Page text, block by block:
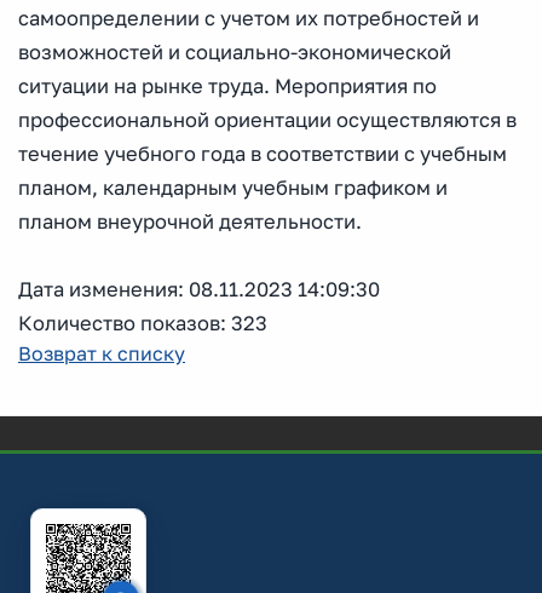
самоопределении с учетом их потребностей и
возможностей и социально-экономической
ситуации на рынке труда. Мероприятия по
профессиональной ориентации осуществляются в
течение учебного года в соответствии с учебным
планом, календарным учебным графиком и
планом внеурочной деятельности.
Дата изменения: 08.11.2023 14:09:30
Количество показов: 323
Возврат к списку